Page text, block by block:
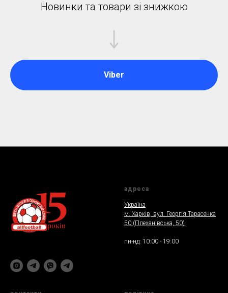
Новинки та товари зі знижкою
Viber
адреса
Україна
м. Харкiв, вул. Георгія Тарасенка
50 (Плеханiвська, 50)
пн-нд: 10:00 - 19:00